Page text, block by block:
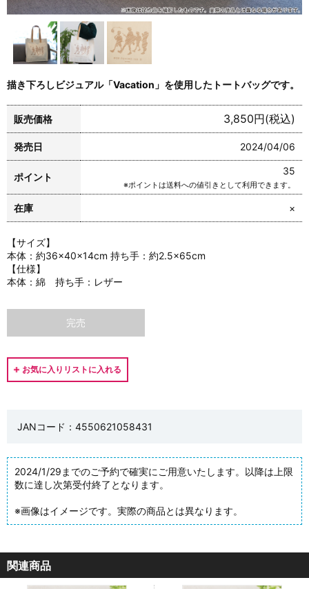
描き下ろしビジュアル「Vacation」を使用したトートバッグです。
販売価格 3,850円(税込)
発売日 2024/04/06
ポイント
35
※ポイントは送料への値引きとして利用できます。
在庫 ×
【サイズ】
本体：約36×40×14cm 持ち手：約2.5×65cm
【仕様】
本体：綿 持ち手：レザー
完売
JANコード：4550621058431
2024/1/29までのご予約で確実にご用意いたします。以降は上限
数に達し次第受付終了となります。
※画像はイメージです。実際の商品とは異なります。
関連商品